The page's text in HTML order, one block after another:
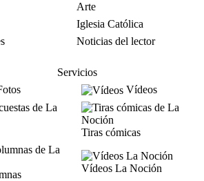
Arte
Iglesia Católica
Noticias del lector
Servicios
Vídeos
Tiras cómicas
Vídeos La Noción